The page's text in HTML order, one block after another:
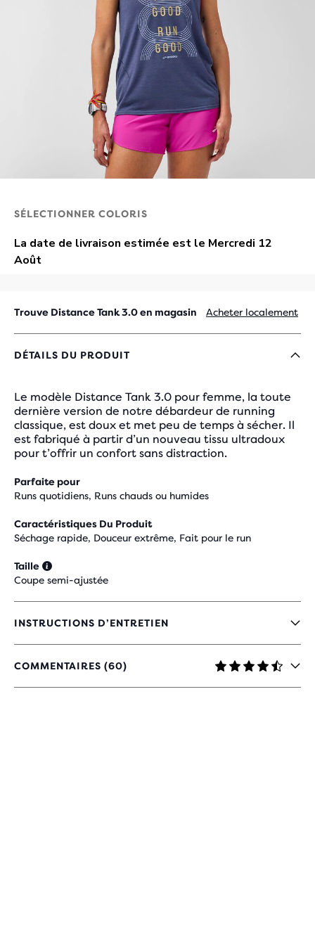
SÉLECTIONNER COLORIS
Trouve Distance Tank 3.0 en magasin Acheter localement
DÉTAILS DU PRODUIT
Le modèle Distance Tank 3.0 pour femme, la toute
dernière version de notre débardeur de running
classique, est doux et met peu de temps à sécher. Il
est fabriqué à partir d’un nouveau tissu ultradoux
pour t’offrir un confort sans distraction.
Parfaite pour
Runs quotidiens, Runs chauds ou humides
Caractéristiques Du Produit
Séchage rapide, Douceur extrême, Fait pour le run
Taille
Coupe semi-ajustée
INSTRUCTIONS D’ENTRETIEN
COMMENTAIRES (60)
4,6
SUR